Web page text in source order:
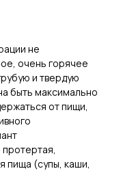
не
очень горячее
и твердую
быть максимально
от пищи,
пища (супы, каши,